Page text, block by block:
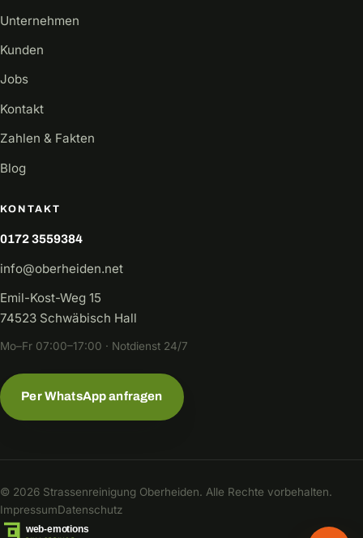
Unternehmen
Kunden
Jobs
Kontakt
Zahlen & Fakten
Blog
KONTAKT
0172 3559384
info@oberheiden.net
Emil-Kost-Weg 15
74523 Schwäbisch Hall
Mo–Fr 07:00–17:00 · Notdienst 24/7
Per WhatsApp anfragen
© 2026 Strassenreinigung Oberheiden. Alle Rechte vorbehalten.
ImpressumDatenschutz